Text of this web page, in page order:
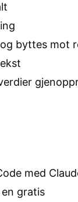
byttes mot
med
gratis